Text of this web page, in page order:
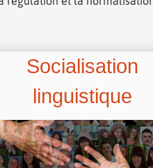
Socialisation
linguistique